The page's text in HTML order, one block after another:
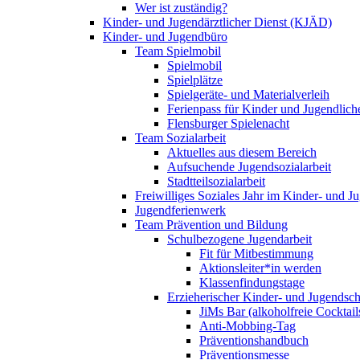
Wer ist zuständig?
Kinder- und Jugendärztlicher Dienst (KJÄD)
Kinder- und Jugendbüro
Team Spielmobil
Spielmobil
Spielplätze
Spielgeräte- und Materialverleih
Ferienpass für Kinder und
Flensburger Spielenacht
Team Sozialarbeit
Aktuelles aus diesem Bereich
Aufsuchende Jugendsozialarbeit
Stadtteilsozialarbeit
Freiwilliges Soziales Jahr im Kinder- und
Jugendferienwerk
Team Prävention und Bildung
Schulbezogene Jugendarbeit
Fit für Mitbestimmung
Aktionsleiter*in werden
Klassenfindungstage
Erzieherischer Kinder- und
JiMs Bar (alkoholfreie
Anti-Mobbing-Tag
Präventionshandbuch
Präventionsmesse